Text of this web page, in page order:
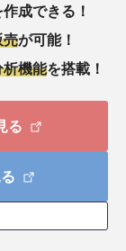
成できる！
売が可能！
析機能を搭載！
る